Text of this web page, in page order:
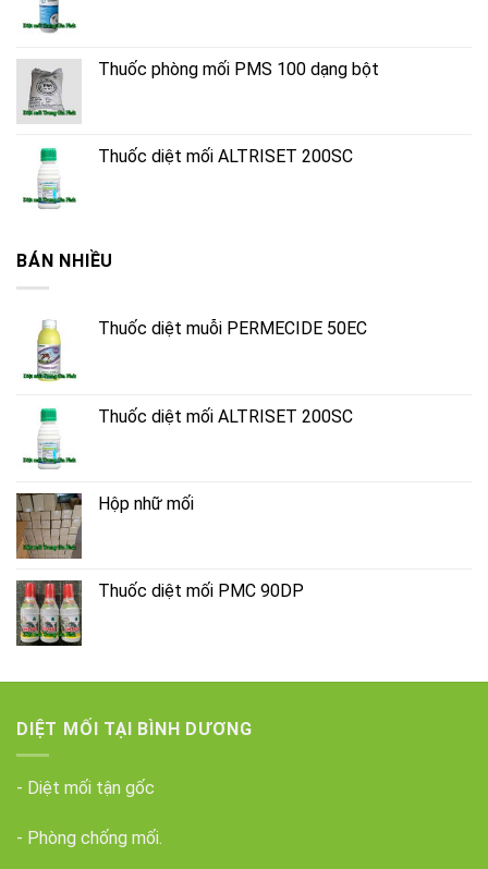
Thuốc phòng mối PMS 100 dạng bột
Thuốc diệt mối ALTRISET 200SC
BÁN NHIỀU
Thuốc diệt muỗi PERMECIDE 50EC
Thuốc diệt mối ALTRISET 200SC
Hộp nhữ mối
Thuốc diệt mối PMC 90DP
DIỆT MỐI TẠI BÌNH DƯƠNG
- Diệt mối tận gốc
- Phòng chống mối.